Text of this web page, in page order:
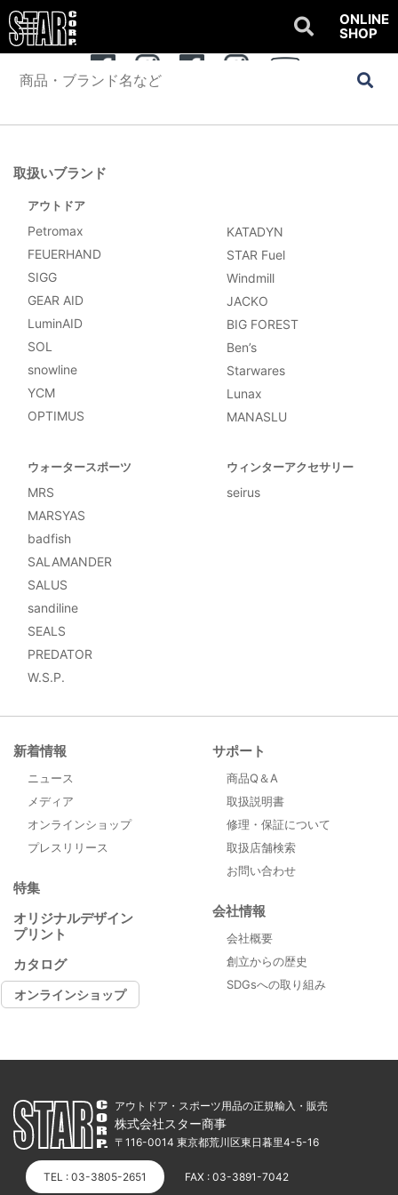
ONLINE
SHOP
OUTDOOR
新着情報
ニュース
メディア
オンラインショップ
プレスリリース
特集
オリジナルデザイン
プリント
カタログ
オンラインショップ
サポート
商品Q＆A
取扱説明書
修理・保証について
取扱店舗検索
お問い合わせ
会社情報
会社概要
創立からの歴史
SDGsへの取り組み
取扱いブランド
アウトドア
Petromax
FEUERHAND
SIGG
GEAR AID
LuminAID
SOL
snowline
YCM
OPTIMUS
KATADYN
STAR Fuel
Windmill
JACKO
BIG FOREST
Ben’s
Starwares
Lunax
MANASLU
ウォータースポーツ
MRS
MARSYAS
badfish
SALAMANDER
SALUS
sandiline
SEALS
PREDATOR
W.S.P.
ウィンターアクセサリー
seirus
アウトドア・スポーツ用品の正規輸入・販売
株式会社スター商事
〒116-0014 東京都荒川区東日暮里4-5-16
TEL : 03-3805-2651 FAX : 03-3891-7042